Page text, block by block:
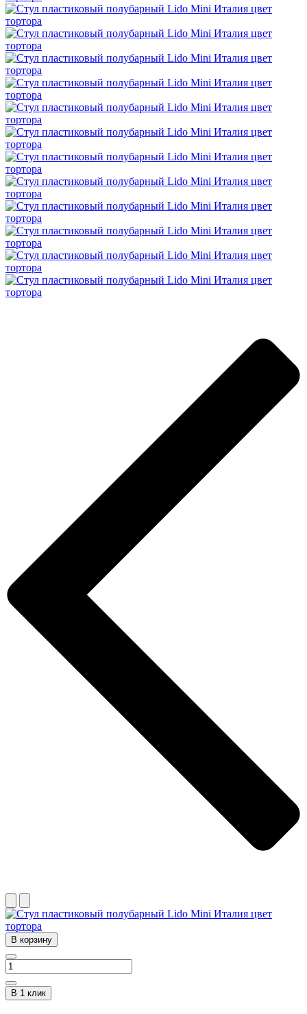
В корзину
В 1 клик